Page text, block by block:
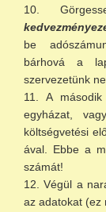
be
bárhová a
szervezetünk
A
egyházat,
költségvetési
ával. Ebbe a
számát!
Végül a
az adatokat (ez